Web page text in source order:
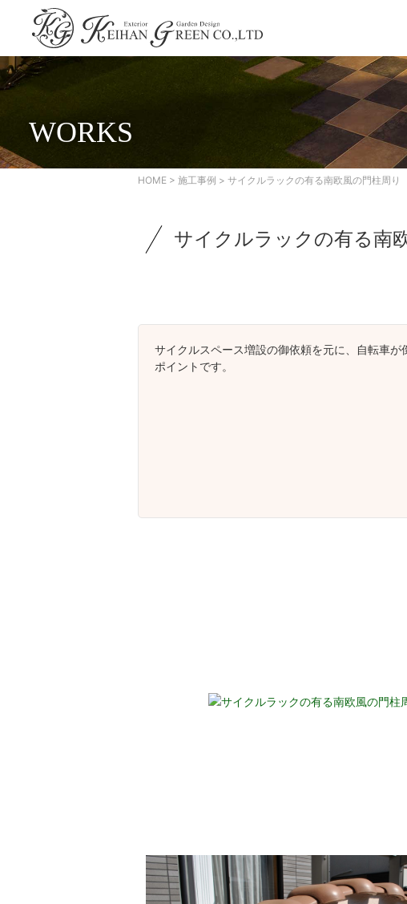
WORKS
HOME > 施工事例 > サイクルラックの有る南欧風の門柱周
サイクルラックの有る南
サイクルスペース増設の御依頼を元に、自転車
ポイントです。